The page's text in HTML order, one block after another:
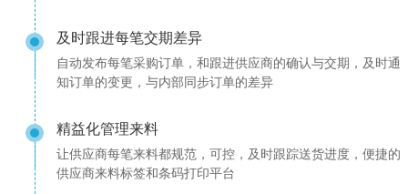
及时跟进每笔交期差异
自动发布每笔采购订单，和跟进供应商的确认与交期，及时通
知订单的变更，与内部同步订单的差异
精益化管理来料
让供应商每笔来料都规范，可控，及时跟踪送货进度，便捷的
供应商来料标签和条码打印平台